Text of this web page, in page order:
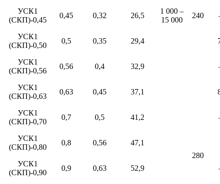
1 000 –
15 000
240
УСК1
(СКП)-0,45
0,45 0,32 26,5
УСК1
(СКП)-0,50
0,5 0,35 29,4
УСК1
(СКП)-0,56
0,56 0,4 32,9
УСК1
(СКП)-0,63
0,63 0,45 37,1
УСК1
(СКП)-0,70
0,7 0,5 41,2
280
УСК1
(СКП)-0,80
0,8 0,56 47,1
УСК1
(СКП)-0,90
0,9 0,63 52,9